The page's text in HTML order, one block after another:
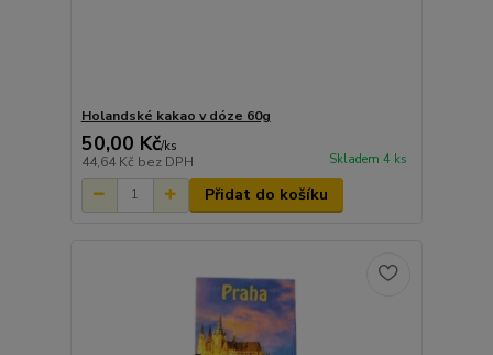
Holandské kakao v dóze 60g
50,00 Kč/ks
44,64 Kč bez DPH Skladem 4 ks
Přidat do košíku